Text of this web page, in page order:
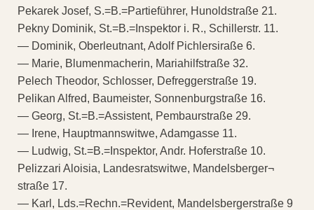
Pekarek Josef, S.=B.=Partieführer, Hunoldstraße 21.
Pekny Dominik, St.=B.=Inspektor i. R., Schillerstr. 11.
— Dominik, Oberleutnant, Adolf Pichlersiraße 6.
— Marie, Blumenmacherin, Mariahilfstraße 32.
Pelech Theodor, Schlosser, Defreggerstraße 19.
Pelikan Alfred, Baumeister, Sonnenburgstraße 16.
— Georg, St.=B.=Assistent, Pembaurstraße 29.
— Irene, Hauptmannswitwe, Adamgasse 11.
— Ludwig, St.=B.=Inspektor, Andr. Hoferstraße 10.
Pelizzari Aloisia, Landesratswitwe, Mandelsberger¬
straße 17.
— Karl, Lds.=Rechn.=Revident, Mandelsbergerstraße 9